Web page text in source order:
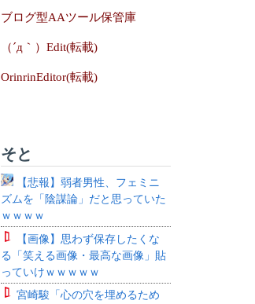
ブログ型AAツール保管庫
（´д｀）Edit(転載)
OrinrinEditor(転載)
そと
【悲報】弱者男性、フェミニ
ズムを「陰謀論」だと思っていた
ｗｗｗｗ
【画像】思わず保存したくな
る「笑える画像・最高な画像」貼
っていけｗｗｗｗｗ
宮崎駿「心の穴を埋めるため